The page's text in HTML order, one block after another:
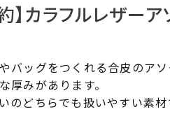
】カラフルレザーア
バッグをつくれる合皮のアソ
厚みがあります。
のどちらでも扱いやすい素材